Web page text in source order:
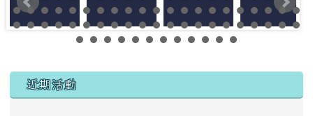
左邊區域內容
近期活動